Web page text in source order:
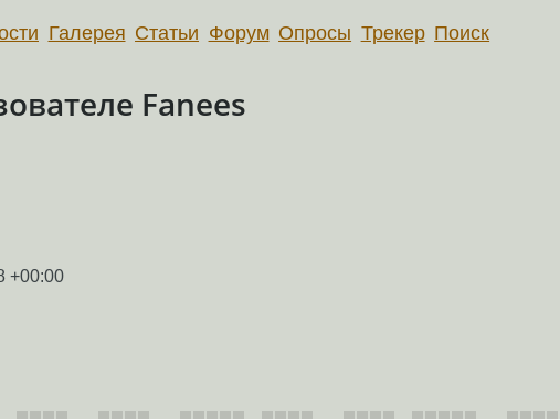
Галерея Статьи Форум Опросы Трекер Поиск
Fanees
+00:00